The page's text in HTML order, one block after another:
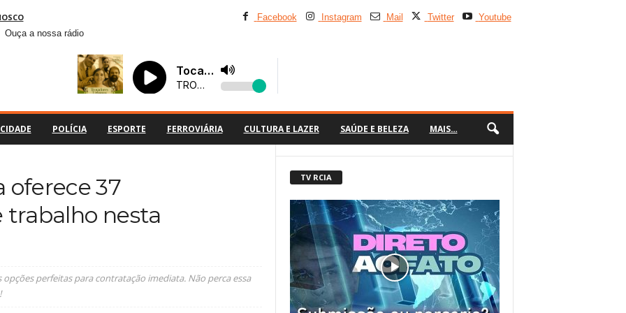
Facebook Instagram Mail Twitter
Youtube
Ouça a nossa rádio
CIDADE POLÍCIA ESPORTE FERROVIÁRIA CULTURA E LAZER SAÚDE E BELEZA MAIS…
oferece 37
nesta
opções perfeitas para contratação imediata. Não perca essa
TV RCIA